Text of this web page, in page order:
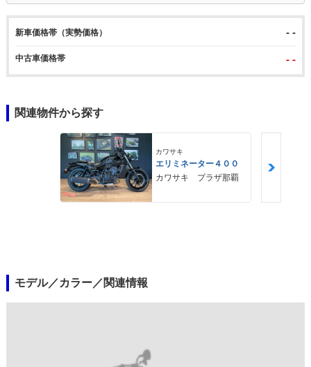
新車価格帯（実勢価格） - -
中古車価格帯 - -
関連物件から探す
カワサキ
エリミネーター４００
カワサキ プラザ那覇
モデル／カラー／関連情報